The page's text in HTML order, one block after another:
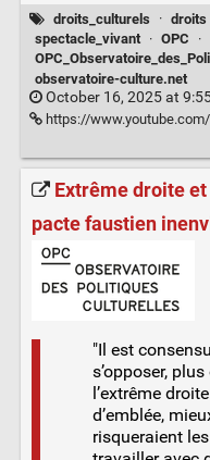
droits_culturels · droits
spectacle_vivant
· OPC
·
observatoire-culture.net
October 16, 2025 at
https://
Extrême droite
pacte faustien
"Il est
s’opposer,
l’extrême
d’emblée,
risqueraient